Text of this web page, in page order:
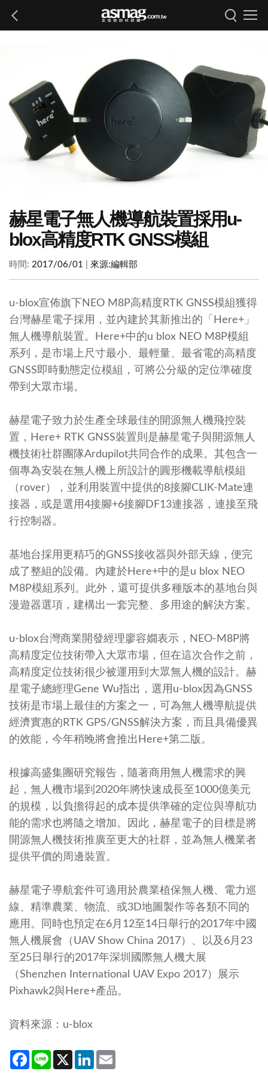
赫星電子無人機導航裝置採用u-
blox高精度RTK GNSS模組
時間: 2017/06/01 來源:編輯部
u-blox宣佈旗下NEO M8P高精度RTK GNSS模組獲得
台灣赫星電子採用，並內建於其新推出的「Here+」
無人機導航裝置。Here+中的u blox NEO M8P模組
系列，是市場上尺寸最小、最輕量、最省電的高精度
GNSS即時動態定位模組，可將公分級的定位準確度
帶到大眾市場。
赫星電子致力於生產全球最佳的開源無人機飛控裝
置，Here+ RTK GNSS裝置則是赫星電子與開源無人
機技術社群團隊Ardupilot共同合作的成果。其包含一
個專為安裝在無人機上所設計的圓形機載導航模組
（rover），並利用裝置中提供的8接腳CLIK-Mate連
接器，或是選用4接腳+6接腳DF13連接器，連接至飛
行控制器。
基地台採用更精巧的GNSS接收器與外部天線，便完
成了整組的設備。內建於Here+中的是u blox NEO
M8P模組系列。此外，還可提供多種版本的基地台與
漫遊器選項，建構出一套完整、多用途的解決方案。
u-blox台灣商業開發經理廖容嫺表示，NEO-M8P將
高精度定位技術帶入大眾市場，但在這次合作之前，
高精度定位技術很少被運用到大眾無人機的設計。赫
星電子總經理Gene Wu指出，選用u-blox因為GNSS
技術是市場上最佳的方案之一，可為無人機導航提供
經濟實惠的RTK GPS/GNSS解決方案，而且具備優異
的效能，今年稍晚將會推出Here+第二版。
根據高盛集團研究報告，隨著商用無人機需求的興
起，無人機市場到2020年將快速成長至1000億美元
的規模，以負擔得起的成本提供準確的定位與導航功
能的需求也將隨之增加。因此，赫星電子的目標是將
開源無人機技術推廣至更大的社群，並為無人機業者
提供平價的周邊裝置。
赫星電子導航套件可適用於農業植保無人機、電力巡
線、精準農業、物流、或3D地圖製作等各類不同的
應用。同時也預定在6月12至14日舉行的2017年中國
無人機展會（UAV Show China 2017）、以及6月23
至25日舉行的2017年深圳國際無人機大展
（Shenzhen International UAV Expo 2017）展示
Pixhawk2與Here+產品。
資料來源：u-blox
Facebook
Line X LinkedIn